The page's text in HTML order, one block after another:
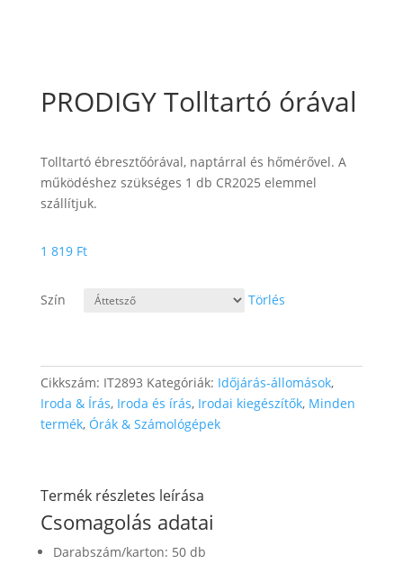
PRODIGY Tolltartó órával
Tolltartó ébresztőórával, naptárral és hőmérővel. A
működéshez szükséges 1 db CR2025 elemmel
szállítjuk.
1 819 Ft
Szín Törlés
Cikkszám: IT2893 Kategóriák: Időjárás-állomások,
Iroda & Írás, Iroda és írás, Irodai kiegészítők, Minden
termék, Órák & Számológépek
Termék részletes leírása
Csomagolás adatai
Darabszám/karton: 50 db